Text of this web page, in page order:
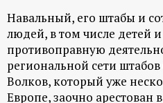
р
т
а
Навальный, его штабы и
людей, в том числе детей
противоправную
региональной сети
Волков, который уже
Европе, заочно арестован